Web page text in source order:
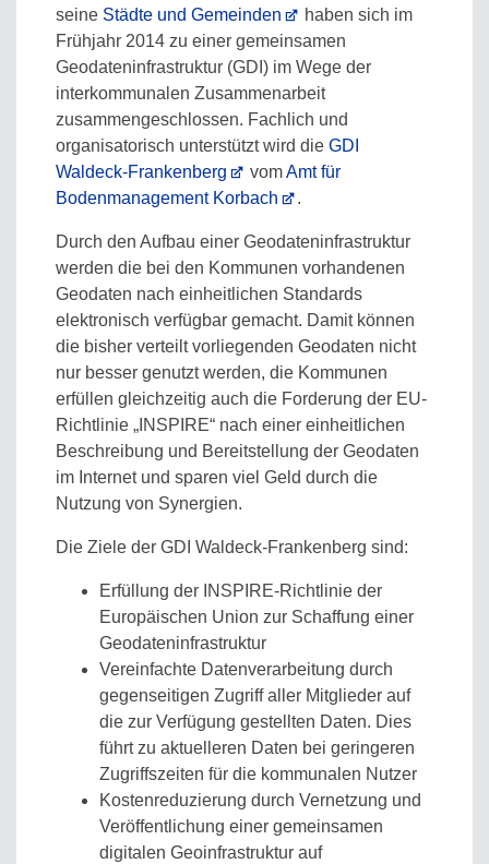
seine Städte und Gemeinden
haben sich im
Frühjahr 2014 zu einer gemeinsamen
Geodateninfrastruktur (GDI) im Wege der
interkommunalen Zusammenarbeit
zusammengeschlossen. Fachlich und
organisatorisch unterstützt wird die GDI
Waldeck-Frankenberg
vomAmt für
Bodenmanagement Korbach
.
Durch den Aufbau einer Geodateninfrastruktur
werden die bei den Kommunen vorhandenen
Geodaten nach einheitlichen Standards
elektronisch verfügbar gemacht. Damit können
die bisher verteilt vorliegenden Geodaten nicht
nur besser genutzt werden, die Kommunen
erfüllen gleichzeitig auch die Forderung der EU-
Richtlinie „INSPIRE“ nach einer einheitlichen
Beschreibung und Bereitstellung der Geodaten
im Internet und sparen viel Geld durch die
Nutzung von Synergien.
Die Ziele der GDI Waldeck-Frankenberg sind:
Erfüllung der INSPIRE-Richtlinie der
Europäischen Union zur Schaffung einer
Geodateninfrastruktur
Vereinfachte Datenverarbeitung durch
gegenseitigen Zugriff aller Mitglieder auf
die zur Verfügung gestellten Daten. Dies
führt zu aktuelleren Daten bei geringeren
Zugriffszeiten für die kommunalen Nutzer
Kostenreduzierung durch Vernetzung und
Veröffentlichung einer gemeinsamen
digitalen Geoinfrastruktur auf